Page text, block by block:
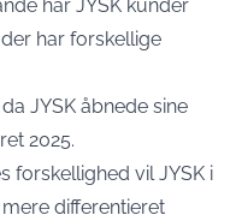
har JYSK kunder
har forskellige
JYSK åbnede sine
2025.
forskellighed vil JYSK i
differentieret